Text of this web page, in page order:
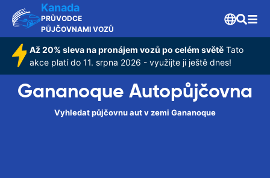
Kanada
PRŮVODCE
PŮJČOVNAMI VOZŮ
Až 20% sleva na pronájem vozů po celém světě Tato
akce platí do 11. srpna 2026 - využijte ji ještě dnes!
Gananoque Autopůjčovna
Vyhledat půjčovnu aut v zemi Gananoque